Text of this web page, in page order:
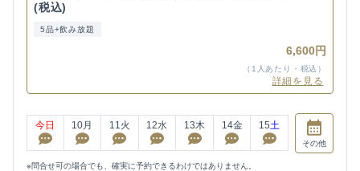
(税込)
5品+飲み放題
6,600円
（1人あたり・税込）
詳細を見る
今日 10月 11火 12水 13木 14金 15土
その他
※問合せ可の場合でも、確実に予約できるわけではありません。